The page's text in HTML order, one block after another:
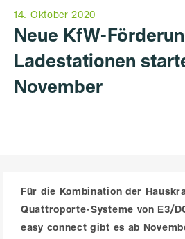
14. Oktober 2020
Neue KfW-
Ladestationen
November
Für die Kombination der
Quattroporte-Systeme von E3/
easy connect gibt es ab